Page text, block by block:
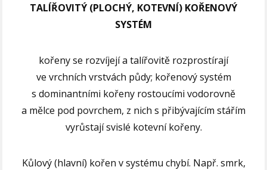
TALÍŘOVITÝ (PLOCHÝ, KOTEVNÍ) KOŘENOVÝ
SYSTÉM
kořeny se rozvíjejí a talířovitě rozprostírají
ve vrchních vrstvách půdy; kořenový systém
s dominantními kořeny rostoucími vodorovně
a mělce pod povrchem, z nich s přibývajícím stářím
vyrůstají svislé kotevní kořeny.
Kůlový (hlavní) kořen v systému chybí. Např. smrk,